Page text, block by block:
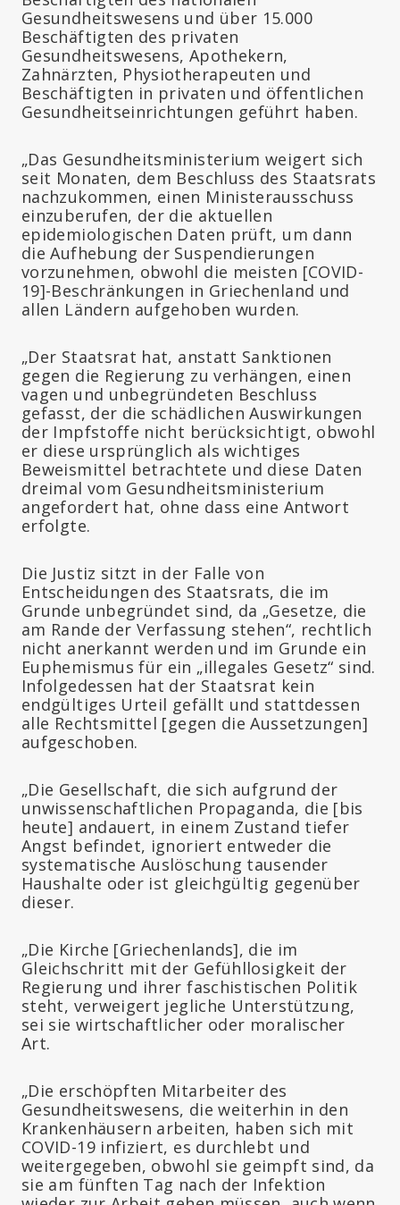
Gesundheitswesens und über 15.000
Beschäftigten des privaten
Gesundheitswesens, Apothekern,
Zahnärzten, Physiotherapeuten und
Beschäftigten in privaten und öffentlichen
Gesundheitseinrichtungen geführt haben.
„Das Gesundheitsministerium weigert sich
seit Monaten, dem Beschluss des Staatsrats
nachzukommen, einen Ministerausschuss
einzuberufen, der die aktuellen
epidemiologischen Daten prüft, um dann
die Aufhebung der Suspendierungen
vorzunehmen, obwohl die meisten [COVID-
19]-Beschränkungen in Griechenland und
allen Ländern aufgehoben wurden.
„Der Staatsrat hat, anstatt Sanktionen
gegen die Regierung zu verhängen, einen
vagen und unbegründeten Beschluss
gefasst, der die schädlichen Auswirkungen
der Impfstoffe nicht berücksichtigt, obwohl
er diese ursprünglich als wichtiges
Beweismittel betrachtete und diese Daten
dreimal vom Gesundheitsministerium
angefordert hat, ohne dass eine Antwort
erfolgte.
Die Justiz sitzt in der Falle von
Entscheidungen des Staatsrats, die im
Grunde unbegründet sind, da „Gesetze, die
am Rande der Verfassung stehen“, rechtlich
nicht anerkannt werden und im Grunde ein
Euphemismus für ein „illegales Gesetz“ sind.
Infolgedessen hat der Staatsrat kein
endgültiges Urteil gefällt und stattdessen
alle Rechtsmittel [gegen die Aussetzungen]
aufgeschoben.
„Die Gesellschaft, die sich aufgrund der
unwissenschaftlichen Propaganda, die [bis
heute] andauert, in einem Zustand tiefer
Angst befindet, ignoriert entweder die
systematische Auslöschung tausender
Haushalte oder ist gleichgültig gegenüber
dieser.
„Die Kirche [Griechenlands], die im
Gleichschritt mit der Gefühllosigkeit der
Regierung und ihrer faschistischen Politik
steht, verweigert jegliche Unterstützung,
sei sie wirtschaftlicher oder moralischer
Art.
„Die erschöpften Mitarbeiter des
Gesundheitswesens, die weiterhin in den
Krankenhäusern arbeiten, haben sich mit
COVID-19 infiziert, es durchlebt und
weitergegeben, obwohl sie geimpft sind, da
sie am fünften Tag nach der Infektion